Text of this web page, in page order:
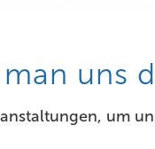
uns
um